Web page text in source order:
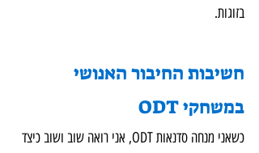
בזוגות.
חשיבות החיבור האנושי
במשחקי ODT
כשאני מנחה סדנאות ODT, אני רואה שוב ושוב כיצד